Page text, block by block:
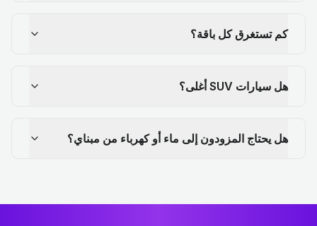
كم تستغرق كل باقة؟
هل سيارات SUV أغلى؟
هل يحتاج المزودون إلى ماء أو كهرباء من مبناي؟